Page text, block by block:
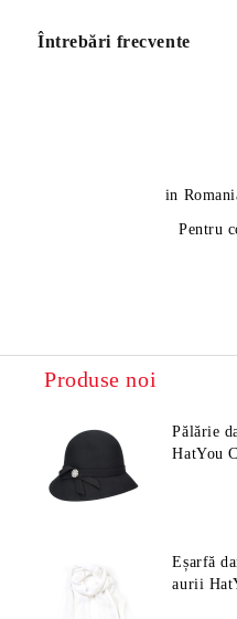
Întrebări frecvente
in
Pentru
Produse noi
Pălărie
HatYou
Eșarfă
aurii